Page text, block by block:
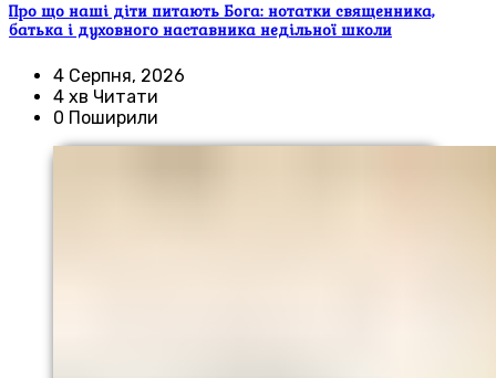
Про що наші діти питають Бога: нотатки священника,
батька і духовного наставника недільної школи
4 Серпня, 2026
4 хв Читати
0 Поширили